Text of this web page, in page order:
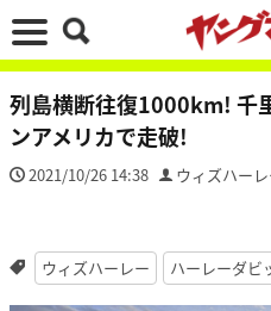
列島横断往復1000km! 千
ンアメリカで走破!
2021/10/26 14:38 ウィズハー
ウィズハーレー ハーレーダビ